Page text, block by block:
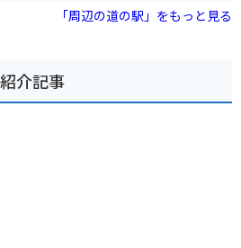
するツーリングを楽しんでみてはいかがでしょう
などを販売する直売所や、レストラン、軽食コー
併設されています。 レストランでは、地元の
パンなども販売されています。バイクで訪れる
駐車場も広く停めやすいので安心です。 周辺に
狗高原や姫鶴平など、四国カルストの絶景スポッ
「周辺の道の駅」をもっと見る
介記事